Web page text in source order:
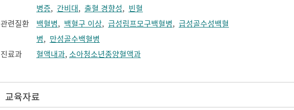
병증, 간비대, 출혈 경향성, 빈혈
관련질환
백혈병, 백혈구 이상, 급성림프모구백혈병, 급성골수성백혈
병, 만성골수백혈병
진료과
혈액내과,소아청소년종양혈액과
교육자료